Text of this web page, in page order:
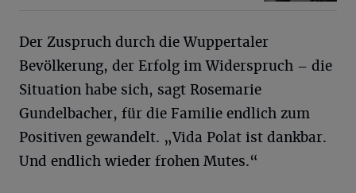
Der Zuspruch durch die Wuppertaler
Bevölkerung, der Erfolg im Widerspruch – die
Situation habe sich, sagt Rosemarie
Gundelbacher, für die Familie endlich zum
Positiven gewandelt. „Vida Polat ist dankbar.
Und endlich wieder frohen Mutes.“